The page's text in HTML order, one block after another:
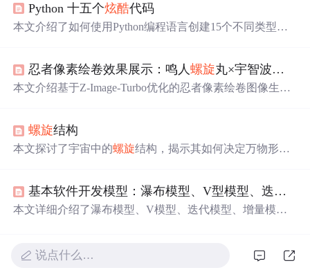
户交互菜单，并具备错误处理和文件保存。项目中还涉及
了内存管理、文件操作和排序算法等技术。
Python 十五个炫酷代码
本文介绍了如何使用Python编程语言创建15个不同类型的
人、桃花飘落、爆炸效果、哆啦A梦、微信表情包以及七
夕表白动画。
忍者像素绘卷效果展示：鸣人螺旋丸×宇智波月读高清像素绘卷作品集
本文介绍基于Z-Image-Turbo优化的忍者像素绘卷图像生成
入；支持螺旋
涵盖硬朗线条、高饱和色彩、电影感构图等视觉特性。
螺旋结构
本文探讨了宇宙中的螺旋结构，揭示其如何决定万物形
出宇宙的层次性和阶段性。
基本软件开发模型：瀑布模型、V型模型、迭代模型、增量模型、
本文详细介绍了瀑布模型、V模型、迭代模型、增量模
模型适合需求稳定、变化少的项目，而敏捷模型则适用于
说点什么…